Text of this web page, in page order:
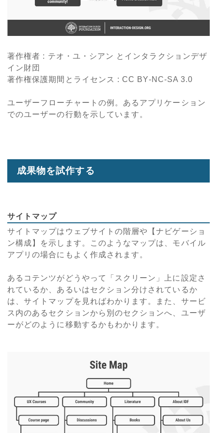
著作権者 : テオ・ユ・シアン とインタラクションデザ
イン財団
著作権保護期間とライセンス : CC BY-NC-SA 3.0
ユーザーフローチャートの例。あるアプリケーション
でのユーザーの行動を示しています。
成果物を試作する
サイトマップ
サイトマップはウェブサイトの階層や【ナビゲーショ
ン構成】を示します。このようなマップは、モバイル
アプリの場合にもよく作成されます。
あるコテンツがどうやって「スクリーン」上に設定さ
れているか、あるいはセクション分けされているか
は、サイトマップを見ればわかります。また、サービ
ス内のあるセクションから別のセクションへ、ユーザ
ーがどのように移動するかもわかります。